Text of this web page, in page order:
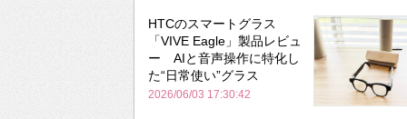
HTCのスマートグラス
「VIVE Eagle」製品レビュ
ー AIと音声操作に特化し
た“日常使い”グラス
2026/06/03 17:30:42